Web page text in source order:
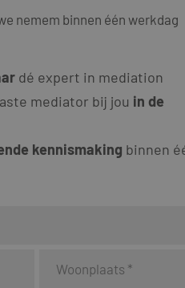
nemem binnen één werkdag
dé expert in mediation
mediator bij jou in de
kennismaking binnen